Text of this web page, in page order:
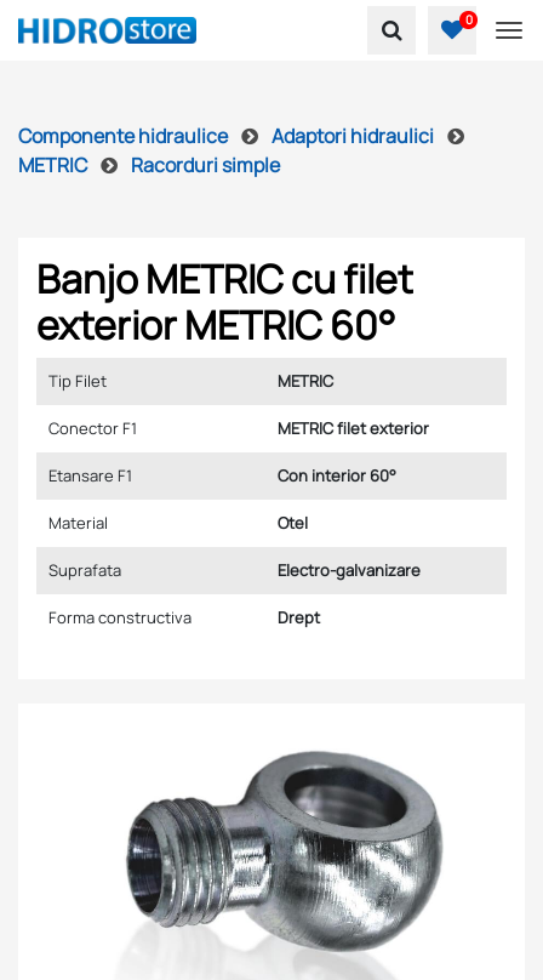
0
Componente hidraulice
Adaptori hidraulici
METRIC
Racorduri simple
Banjo METRIC cu filet
exterior METRIC 60°
Tip Filet METRIC
Conector F1 METRIC filet exterior
Etansare F1 Con interior 60°
Material Otel
Suprafata Electro-galvanizare
Forma constructiva Drept